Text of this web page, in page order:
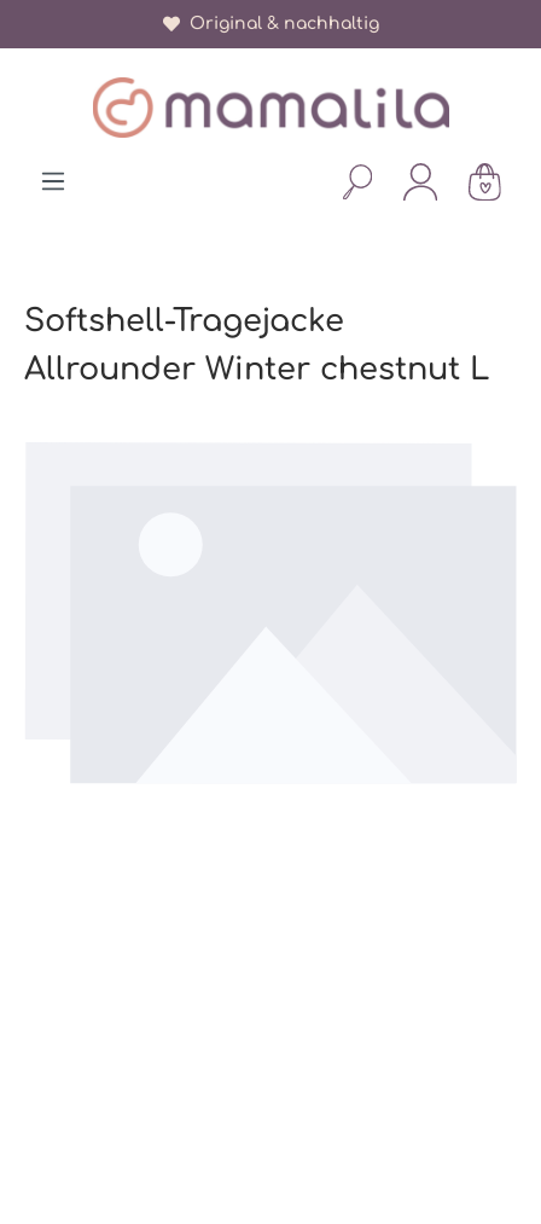
Original & nachhaltig
Softshell-Tragejacke
Allrounder Winter chestnut L